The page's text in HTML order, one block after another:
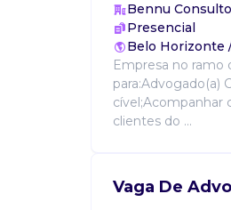
Bennu
Presencial
Belo Horizonte
Empresa no ramo
para:Advogado(a)
cível;Acompanhar
clientes do ...
Vaga De